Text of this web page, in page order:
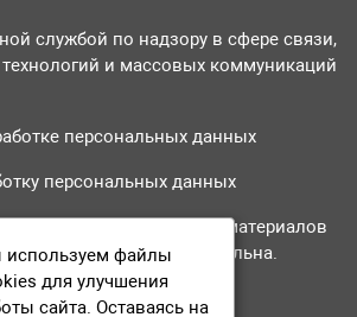
службой по надзору в сфере связи,
и массовых коммуникаций
персональных данных
персональных данных
использовании материалов
на tvr24.tv обязательна.
файлы
для улучшения
сайта. Оставаясь на